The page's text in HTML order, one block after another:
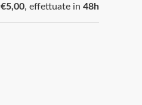
€5,00, effettuate in 48h